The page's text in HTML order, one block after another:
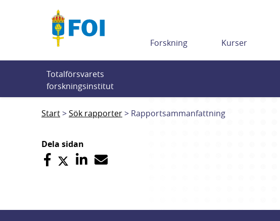
Forskning Kurser
Totalförsvarets
forskningsinstitut
Start Sök rapporter Rapportsammanfattning
Dela sidan